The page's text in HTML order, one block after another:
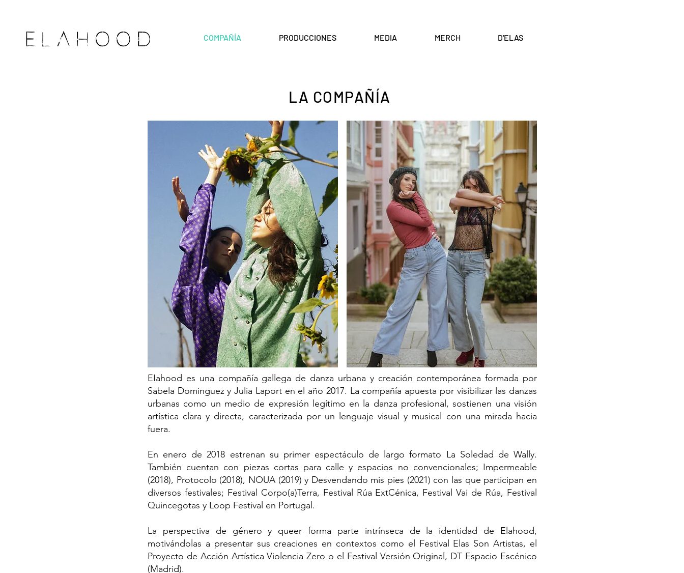
ELAHOOD COMPAÑÍA PRODUCCIONES MEDIA MERCH D'ELAS
LA COMPAÑÍA
EIahood es una compañía gallega de danza urbana y creación contemporánea formada por
Sabela Dominguez y Julia Laport en el año 2017. La compañía apuesta por visibilizar las danzas
urbanas como un medio de expresión legítimo en la danza profesional, sostienen una visión
artística clara y directa, caracterizada por un lenguaje visual y musical con una mirada hacia
fuera.
En enero de 2018 estrenan su primer espectáculo de largo formato La Soledad de Wally.
También cuentan con piezas cortas para calle y espacios no convencionales; Impermeable
(2018), Protocolo (2018), NOUA (2019) y Desvendando mis pies (2021) con las que participan en
diversos festivales; Festival Corpo(a)Terra, Festival Rúa ExtCénica, Festival Vai de Rúa, Festival
Quincegotas y Loop Festival en Portugal.
La perspectiva de género y queer forma parte intrínseca de la identidad de Elahood,
motivándolas a presentar sus creaciones en contextos como el Festival Elas Son Artistas, el
Proyecto de Acción Artística Violencia Zero o el Festival Versión Original, DT Espacio Escénico
(Madrid).